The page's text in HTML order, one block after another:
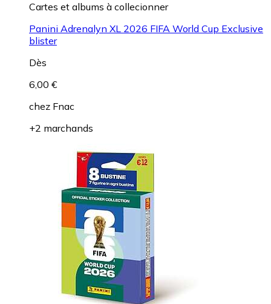
Cartes et albums à collecionner
Panini Adrenalyn XL 2026 FIFA World Cup Exclusive
blister
Dès
6,00 €
chez Fnac
+2 marchands